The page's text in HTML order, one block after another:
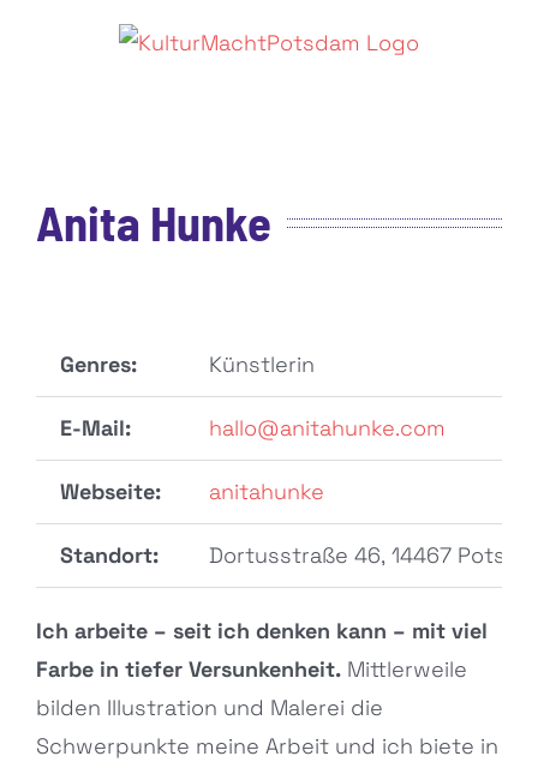
Anita Hunke
Genres: Künstlerin
E-Mail: hallo@anitahunke.com
Webseite: anitahunke
Standort: Dortusstraße 46, 14467
Ich arbeite – seit ich denken kann – mit viel
Farbe in tiefer Versunkenheit.Mittlerweile
bilden Illustration und Malerei die
Schwerpunkte meine Arbeit und ich biete in